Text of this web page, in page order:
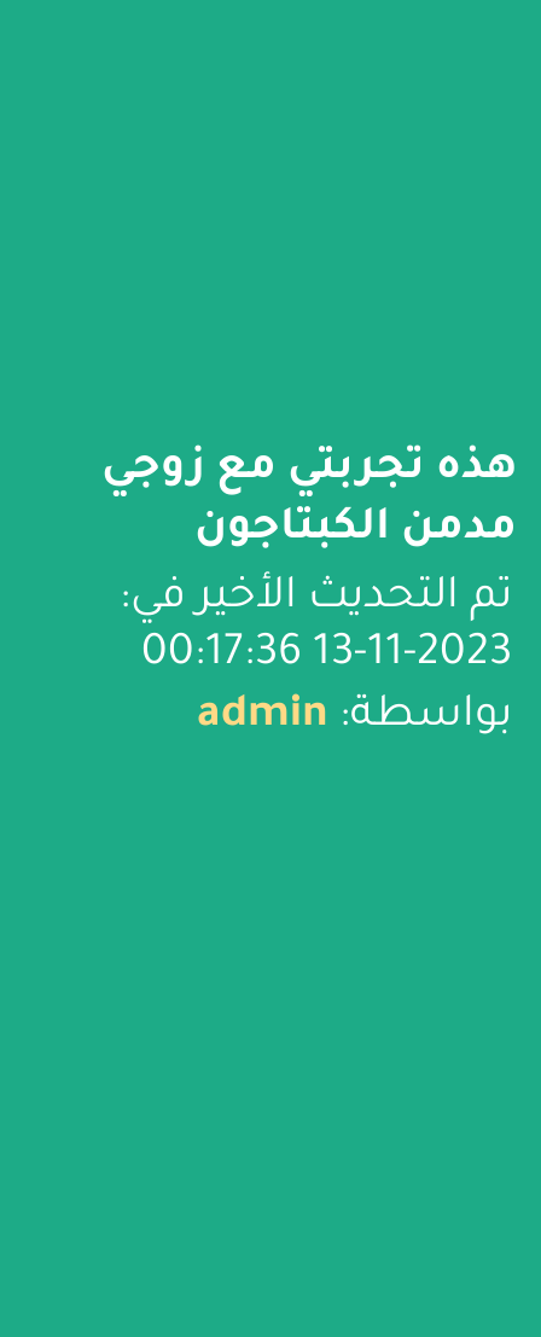
هذه تجربتي مع زوجي
مدمن الكبتاجون
تم التحديث الأخير في:
2023-11-13 00:17:36
بواسطة: admin